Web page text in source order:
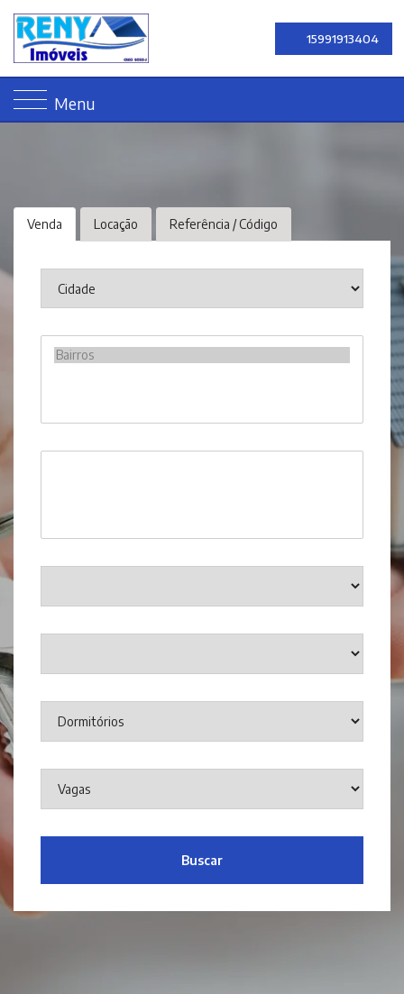
15991913404
Menu
Venda Locação Referência / Código
Buscar